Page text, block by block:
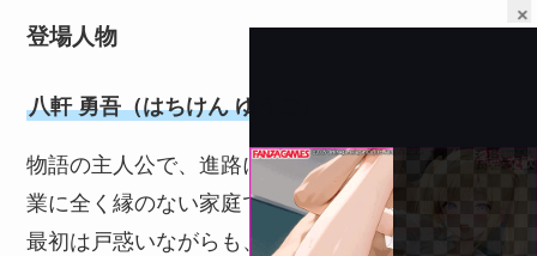
登場人物
八軒 勇吾（はちけん ゆうご）
物語の主人公で、進路に悩む都会育ちの少年。農
業に全く縁のない家庭で育ち、農業高校に入学。
最初は戸惑いながらも、畜産や農業の現実に直面
×